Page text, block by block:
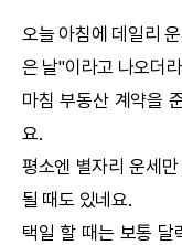
문의사항
오늘 아침에 데일리
은 날"이라고 나오더
마침 부동산 계약을
요.
평소엔 별자리 운세
될 때도 있네요.
택일 할 때는 보통 달